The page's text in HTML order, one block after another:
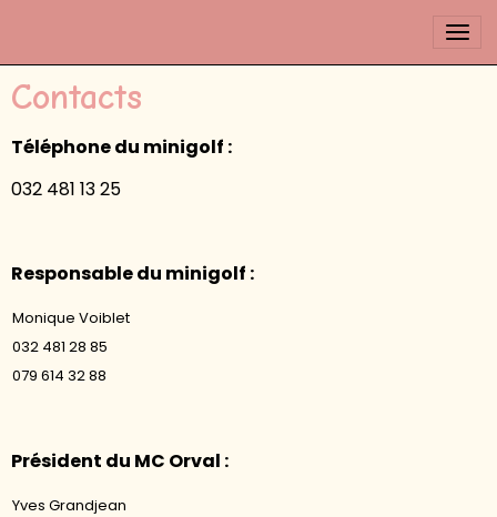
Contacts
Téléphone du minigolf :
032 481 13 25
Responsable du minigolf :
Monique Voiblet
032 481 28 85
079 614 32 88
Président du MC Orval :
Yves Grandjean